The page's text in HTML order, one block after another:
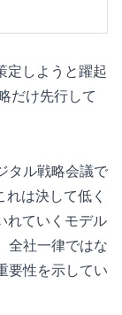
定しようと躍起
だけ先行して
タル戦略会議で
は決して低く
れていくモデル
全社一律ではな
要性を示してい